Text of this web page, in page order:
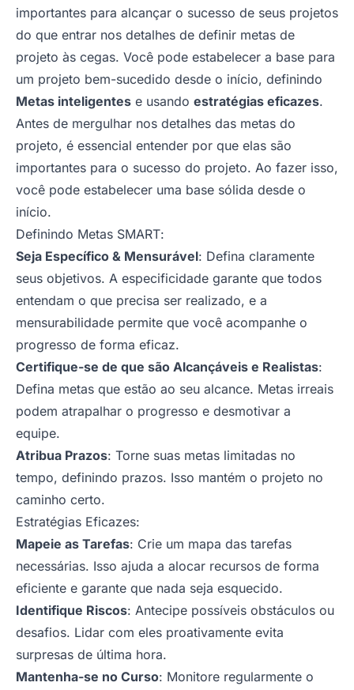
importantes para alcançar o sucesso de seus projetos
do que entrar nos detalhes de definir metas de
projeto às cegas. Você pode estabelecer a base para
um projeto bem-sucedido desde o início, definindo
Metas inteligentes e usando estratégias eficazes.
Antes de mergulhar nos detalhes das metas do
projeto, é essencial entender por que elas são
importantes para o sucesso do projeto. Ao fazer isso,
você pode estabelecer uma base sólida desde o
início.
Definindo Metas SMART:
Seja Específico & Mensurável: Defina claramente
seus objetivos. A especificidade garante que todos
entendam o que precisa ser realizado, e a
mensurabilidade permite que você acompanhe o
progresso de forma eficaz.
Certifique-se de que são Alcançáveis e Realistas:
Defina metas que estão ao seu alcance. Metas irreais
podem atrapalhar o progresso e desmotivar a
equipe.
Atribua Prazos: Torne suas metas limitadas no
tempo, definindo prazos. Isso mantém o projeto no
caminho certo.
Estratégias Eficazes:
Mapeie as Tarefas: Crie um mapa das tarefas
necessárias. Isso ajuda a alocar recursos de forma
eficiente e garante que nada seja esquecido.
Identifique Riscos: Antecipe possíveis obstáculos ou
desafios. Lidar com eles proativamente evita
surpresas de última hora.
Mantenha-se no Curso: Monitore regularmente o